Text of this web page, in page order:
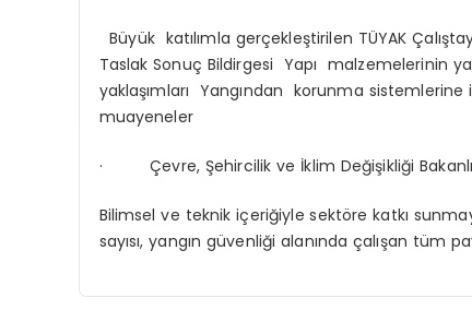
Büyük katılımla gerçekleştirilen TÜYAK
Taslak Sonuç Bildirgesi Yapı malzemelerinin
yaklaşımları Yangından korunma sistemlerine
muayeneler
·Çevre, Şehircilik ve İklim Değişikliği
Bilimsel ve teknik içeriğiyle sektöre katkı
sayısı, yangın güvenliği alanında çalışan tüm